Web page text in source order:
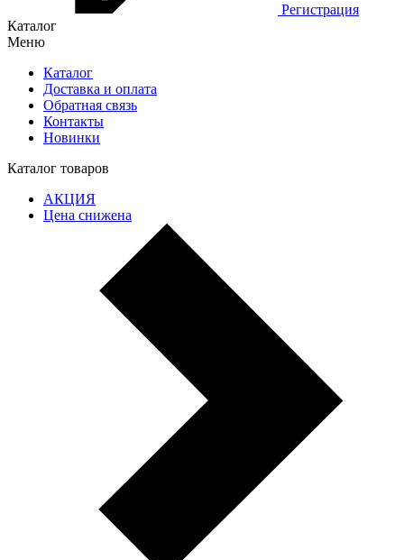
Регистрация
Каталог
Меню
Каталог
Доставка и оплата
Обратная связь
Контакты
Новинки
Каталог товаров
АКЦИЯ
Цена снижена